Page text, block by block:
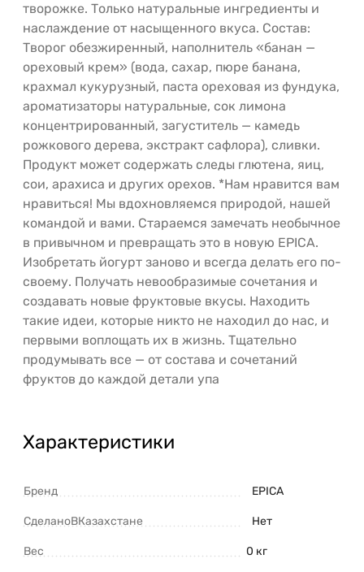
творожке. Только натуральные ингредиенты и
наслаждение от насыщенного вкуса. Состав:
Творог обезжиренный, наполнитель «банан —
ореховый крем» (вода, сахар, пюре банана,
крахмал кукурузный, паста ореховая из фундука,
ароматизаторы натуральные, сок лимона
концентрированный, загуститель — камедь
рожкового дерева, экстракт сафлора), сливки.
Продукт может содержать следы глютена, яиц,
сои, арахиса и других орехов. *Нам нравится вам
нравиться! Мы вдохновляемся природой, нашей
командой и вами. Стараемся замечать необычное
в привычном и превращать это в новую EPICA.
Изобретать йогурт заново и всегда делать его по-
своему. Получать невообразимые сочетания и
создавать новые фруктовые вкусы. Находить
такие идеи, которые никто не находил до нас, и
первыми воплощать их в жизнь. Тщательно
продумывать все — от состава и сочетаний
фруктов до каждой детали упа
Характеристики
Бренд EPICA
СделаноВКазахстане Нет
Вес 0 кг